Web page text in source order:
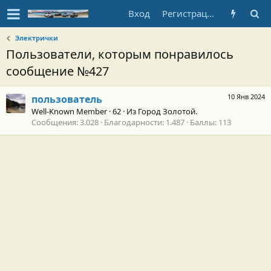
Вход Регистрация
Электрички
Пользователи, которым понравилось
сообщение №427
10 Янв 2024
пользователь
Well-Known Member ·62 · Из Город Золотой.
Сообщения 3.028 Благодарности 1.487 Баллы 113